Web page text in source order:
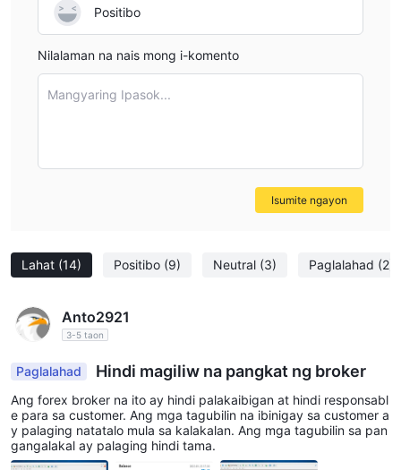
Lahat (14) Positibo (9) Neutral (3) Paglalahad (2)
Anto2921
3-5 taon
Paglalahad Hindi magiliw na pangkat ng broker
Ang forex broker na ito ay hindi palakaibigan at hindi responsabl
e para sa customer. Ang mga tagubilin na ibinigay sa customer a
y palaging natatalo mula sa kalakalan. Ang mga tagubilin sa pan
gangalakal ay palaging hindi tama.
Positibo
Nilalaman na nais mong i-komento
Mangyaring Ipasok...
Isumite ngayon